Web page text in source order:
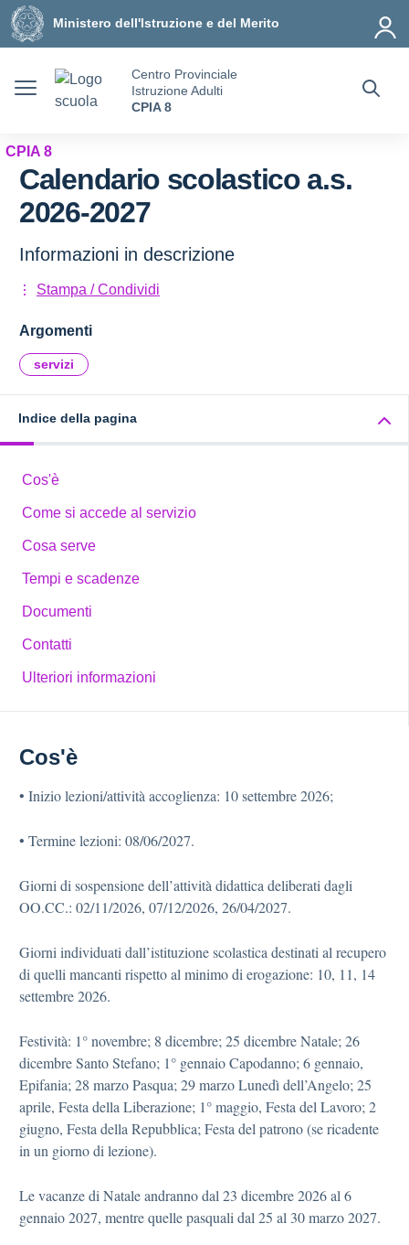
Vai ai contenuti
Vai al menu di navigazione
Vai al footer
Ministero dell'Istruzione e del Merito
Centro Provinciale
Istruzione Adulti
CPIA 8
CPIA 8
Calendario scolastico a.s.
2026-2027
Informazioni in descrizione
Stampa / Condividi
Argomenti
servizi
Indice della pagina
Cos'è
Come si accede al servizio
Cosa serve
Tempi e scadenze
Documenti
Contatti
Ulteriori informazioni
Cos'è
• Inizio lezioni/attività accoglienza: 10 settembre 2026;
• Termine lezioni: 08/06/2027.
Giorni di sospensione dell’attività didattica deliberati dagli
OO.CC.: 02/11/2026, 07/12/2026, 26/04/2027.
Giorni individuati dall’istituzione scolastica destinati al recupero
di quelli mancanti rispetto al minimo di erogazione: 10, 11, 14
settembre 2026.
Festività: 1° novembre; 8 dicembre; 25 dicembre Natale; 26
dicembre Santo Stefano; 1° gennaio Capodanno; 6 gennaio,
Epifania; 28 marzo Pasqua; 29 marzo Lunedì dell’Angelo; 25
aprile, Festa della Liberazione; 1° maggio, Festa del Lavoro; 2
giugno, Festa della Repubblica; Festa del patrono (se ricadente
in un giorno di lezione).
Le vacanze di Natale andranno dal 23 dicembre 2026 al 6
gennaio 2027, mentre quelle pasquali dal 25 al 30 marzo 2027.